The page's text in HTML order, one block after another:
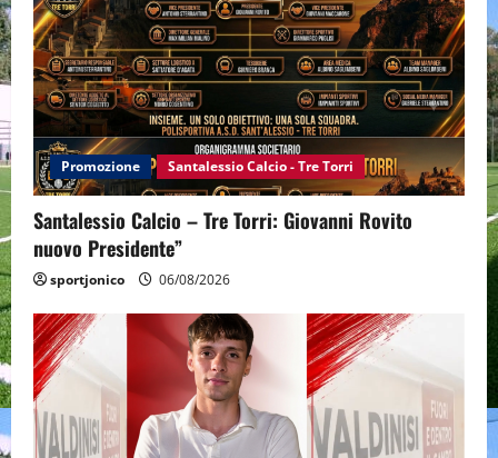
Promozione Santalessio Calcio - Tre Torri
Santalessio Calcio – Tre Torri: Giovanni Rovito
nuovo Presidente”
sportjonico 06/08/2026